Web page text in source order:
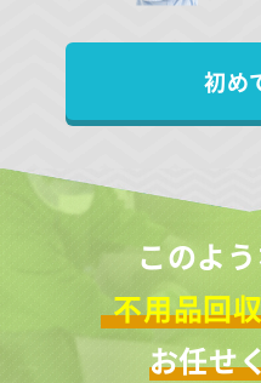
初め
このよ
不用品回
お任せ